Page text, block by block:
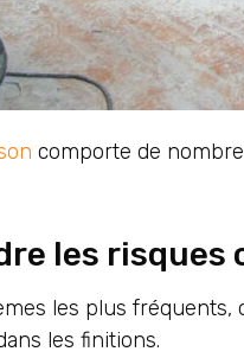
comporte de
les
les plus fréquents,
les finitions.